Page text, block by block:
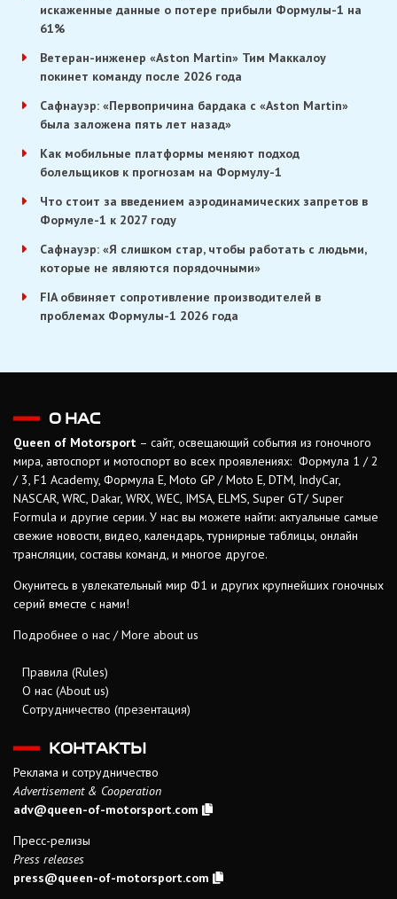
искаженные данные о потере прибыли Формулы-1 на
61%
Ветеран-инженер «Aston Martin» Тим Маккалоу
покинет команду после 2026 года
Сафнауэр: «Первопричина бардака с «Aston Martin»
была заложена пять лет назад»
Как мобильные платформы меняют подход
болельщиков к прогнозам на Формулу-1
Что стоит за введением аэродинамических запретов в
Формуле-1 к 2027 году
Сафнауэр: «Я слишком стар, чтобы работать с людьми,
которые не являются порядочными»
FIA обвиняет сопротивление производителей в
проблемах Формулы-1 2026 года
О НАС
Queen of Motorsport – сайт, освещающий события из гоночного
мира, автоспорт и мотоспорт во всех проявлениях: Формула 1 / 2
/ 3, F1 Academy, Формула Е, Moto GP / Moto E, DTM, IndyCar,
NASCAR, WRC, Dakar, WRX, WEC, IMSA, ELMS, Super GT/ Super
Formula и другие серии. У нас вы можете найти: актуальные самые
свежие новости, видео, календарь, турнирные таблицы, онлайн
трансляции, составы команд, и многое другое.
Окунитесь в увлекательный мир Ф1 и других крупнейших гоночных
серий вместе с нами!
Подробнее о нас / More about us
Правила (Rules)
О нас (About us)
Сотрудничество (презентация)
КОНТАКТЫ
Реклама и сотрудничество
Advertisement & Cooperation
adv@queen-of-motorsport.com
Пресс-релизы
Press releases
press@queen-of-motorsport.com